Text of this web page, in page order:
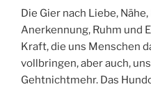
Die Gier nach Liebe,
Anerkennung, Ruhm und
Kraft, die uns Menschen
vollbringen, aber auch,
Gehtnichtmehr. Das